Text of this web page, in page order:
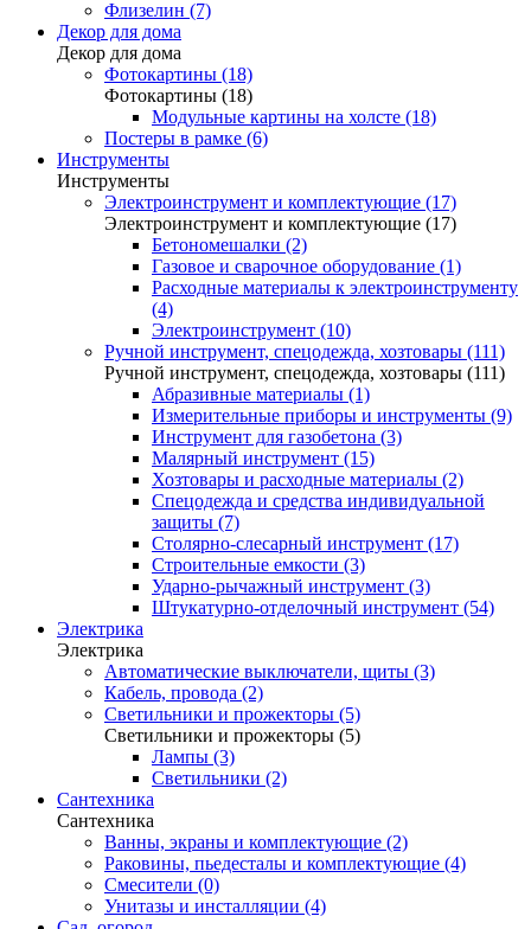
Флизелин (7)
Декор для дома
Декор для дома
Фотокартины (18)
Фотокартины (18)
Модульные картины на холсте (18)
Постеры в рамке (6)
Инструменты
Инструменты
Электроинструмент и комплектующие (17)
Электроинструмент и комплектующие (17)
Бетономешалки (2)
Газовое и сварочное оборудование (1)
Расходные материалы к электроинструменту
(4)
Электроинструмент (10)
Ручной инструмент, спецодежда, хозтовары (111)
Ручной инструмент, спецодежда, хозтовары (111)
Абразивные материалы (1)
Измерительные приборы и инструменты (9)
Инструмент для газобетона (3)
Малярный инструмент (15)
Хозтовары и расходные материалы (2)
Спецодежда и средства индивидуальной
защиты (7)
Столярно-слесарный инструмент (17)
Строительные емкости (3)
Ударно-рычажный инструмент (3)
Штукатурно-отделочный инструмент (54)
Электрика
Электрика
Автоматические выключатели, щиты (3)
Кабель, провода (2)
Светильники и прожекторы (5)
Светильники и прожекторы (5)
Лампы (3)
Светильники (2)
Сантехника
Сантехника
Ванны, экраны и комплектующие (2)
Раковины, пьедесталы и комплектующие (4)
Смесители (0)
Унитазы и инсталляции (4)